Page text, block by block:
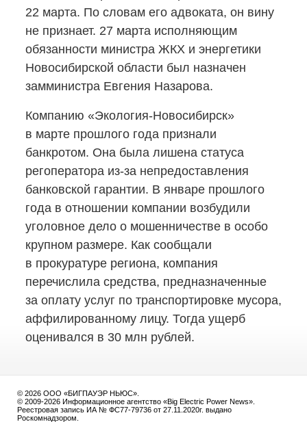
22 марта. По словам его адвоката, он вину
не признает. 27 марта исполняющим
обязанности министра ЖКХ и энергетики
Новосибирской области был назначен
замминистра Евгения Назарова.
Компанию «Экология-Новосибирск»
в марте прошлого года признали
банкротом. Она была лишена статуса
регоператора из-за непредоставления
банковской гарантии. В январе прошлого
года в отношении компании возбудили
уголовное дело о мошенничестве в особо
крупном размере. Как сообщали
в прокуратуре региона, компания
перечислила средства, предназначенные
за оплату услуг по транспортировке мусора,
аффилированному лицу. Тогда ущерб
оценивался в 30 млн рублей.
© 2026 ООО «БИГПАУЭР НЬЮС».
© 2009-2026 Информационное агентство «Big Electric Power News».
Реестровая запись ИА № ФС77-79736 от 27.11.2020г. выдано
Роскомнадзором.